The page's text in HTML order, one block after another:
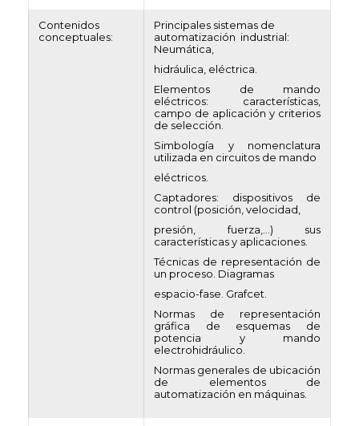
Contenidos
conceptuales:
Principales sistemas de
automatización industrial:
Neumática,
hidráulica, eléctrica.
Elementos de mando
eléctricos: características,
campo de aplicación y criterios
de selección.
Simbología y nomenclatura
utilizada en circuitos de mando
eléctricos.
Captadores: dispositivos de
control (posición, velocidad,
presión, fuerza,…) sus
características y aplicaciones.
Técnicas de representación de
un proceso. Diagramas
espacio-fase. Grafcet.
Normas de representación
gráfica de esquemas de
potencia y mando
electrohidráulico.
Normas generales de ubicación
de elementos de
automatización en máquinas.